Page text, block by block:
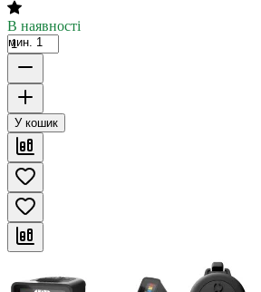
В наявності
мин. 1
У кошик